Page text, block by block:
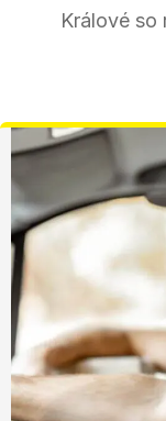
Králové so